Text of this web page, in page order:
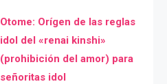
Otome: Orígen de las reglas
idol del «renai kinshi»
(prohibición del amor) para
señoritas idol